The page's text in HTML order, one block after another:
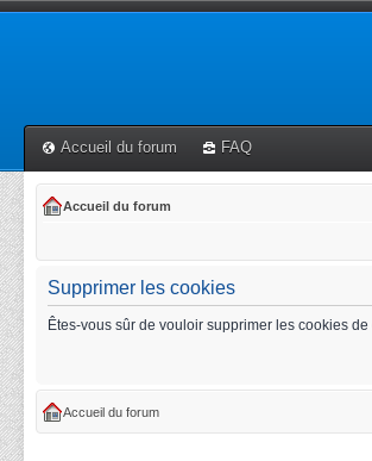
Accueil du forum FAQ
Accueil du forum
Supprimer les cookies
Êtes-vous sûr de vouloir supprimer les cookies de
Accueil du forum